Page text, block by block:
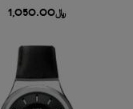
﷼1,050.00